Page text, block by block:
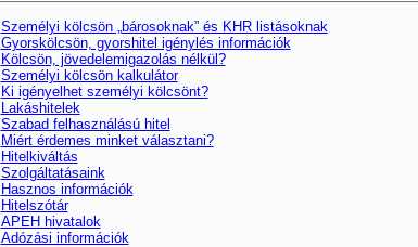
Személyi kölcsön „bárosoknak” és KHR listásoknak
Gyorskölcsön, gyorshitel igénylés információk
Kölcsön, jövedelemigazolás nélkül?
Személyi kölcsön kalkulátor
Ki igényelhet személyi kölcsönt?
Lakáshitelek
Szabad felhasználású hitel
Miért érdemes minket választani?
Hitelkiváltás
Szolgáltatásaink
Hasznos információk
Hitelszótár
APEH hivatalok
Adózási információk